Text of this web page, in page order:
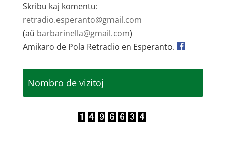
Skribu kaj komentu:
retradio.esperanto@gmail.com
(aŭ barbarinella@gmail.com)
Amikaro de Pola Retradio en Esperanto.
Nombro de vizitoj